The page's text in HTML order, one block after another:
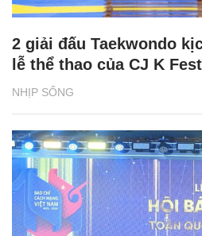
NHỊP SỐNG
2 giải đấu Taekwondo
lễ thể thao của CJ K